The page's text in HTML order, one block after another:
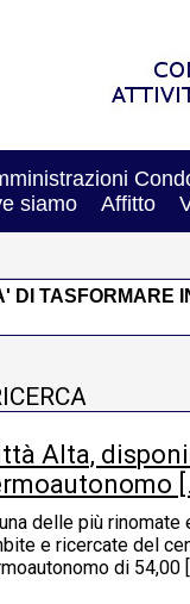
siamo Affitto
DI TASFORMARE
Alta,
delle più
e ricercate del
di 54,00